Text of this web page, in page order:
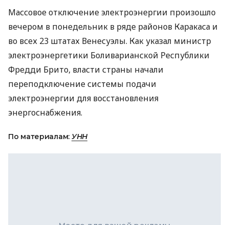
Массовое отключение электроэнергии произошло
вечером в понедельник в ряде районов Каракаса и
во всех 23 штатах Венесуэлы. Как указал министр
электроэнергетики Боливарианской Республики
Фредди Брито, власти страны начали
переподключение системы подачи
электроэнергии для восстановления
энергоснабжения.
По материалам: УНН